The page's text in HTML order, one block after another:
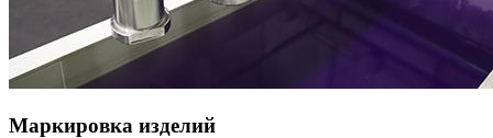
Маркировка изделий